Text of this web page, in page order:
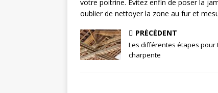
votre poitrine. Évitez enfin de poser la
oublier de nettoyer la zone au fur et
PRÉCÉDENT
Les différentes étapes pour
charpente